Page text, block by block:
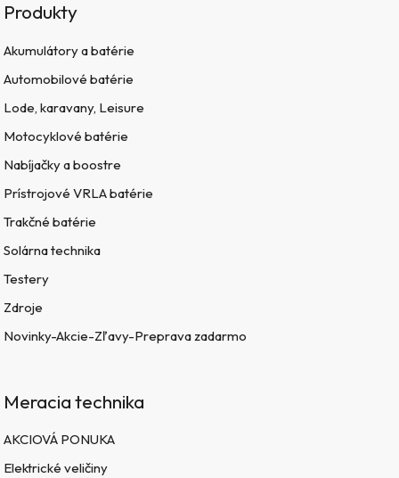
Produkty
Akumulátory a batérie
Automobilové batérie
Lode, karavany, Leisure
Motocyklové batérie
Nabíjačky a boostre
Prístrojové VRLA batérie
Trakčné batérie
Solárna technika
Testery
Zdroje
Novinky-Akcie-Zľavy-Preprava zadarmo
Meracia technika
AKCIOVÁ PONUKA
Elektrické veličiny